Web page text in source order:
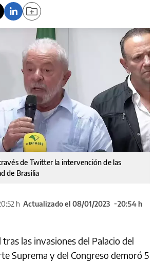
de Twitter la intervención de las
de Brasilia
h Actualizado el 08/01/2023
20:54 h
las invasiones del Palacio del
Suprema y del Congreso demoró 5